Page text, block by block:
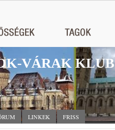
VÁRAK KLUB
LINKEK FRISS